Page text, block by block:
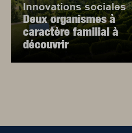
Innovations sociales
Deux organismes à
caractère familial à
découvrir